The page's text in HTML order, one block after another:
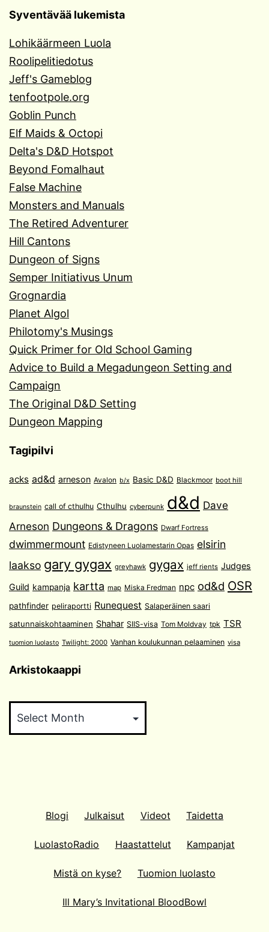
Syventävää lukemista
Lohikäärmeen Luola
Roolipelitiedotus
Jeff's Gameblog
tenfootpole.org
Goblin Punch
Elf Maids & Octopi
Delta's D&D Hotspot
Beyond Fomalhaut
False Machine
Monsters and Manuals
The Retired Adventurer
Hill Cantons
Dungeon of Signs
Semper Initiativus Unum
Grognardia
Planet Algol
Philotomy's Musings
Quick Primer for Old School Gaming
Advice to Build a Megadungeon Setting and
Campaign
The Original D&D Setting
Dungeon Mapping
Tagipilvi
acks ad&d arneson Avalon b/x Basic D&D Blackmoor boot hill
braunstein call of cthulhu Cthulhu cyberpunk d&d Dave
Arneson Dungeons & Dragons Dwarf Fortress
dwimmermount Edistyneen Luolamestarin Opas elsirin
laakso gary gygax greyhawk gygax jeff rients Judges
Guild kampanja kartta map Miska Fredman npc od&d OSR
pathfinder peliraportti Runequest Salaperäinen saari
satunnaiskohtaaminen Shahar SIIS-visa Tom Moldvay tpk TSR
tuomion luolasto Twilight: 2000 Vanhan koulukunnan pelaaminen visa
Arkistokaappi
Blogi Julkaisut Videot Taidetta
LuolastoRadio Haastattelut Kampanjat
Mistä on kyse? Tuomion luolasto
Ill Mary’s Invitational BloodBowl